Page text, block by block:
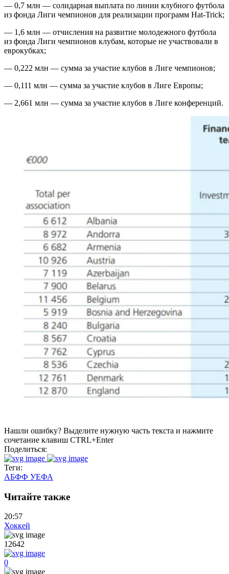
— 0,7 млн — солидарная выплата по линии клубного футбола
из фонда Лиги чемпионов для реализации программ Hat-Trick;
— 1,6 млн — отчисления на развитие молодежного футбола
из фонда Лиги чемпионов клубам, которые не участвовали в
еврокубках;
— 0,222 млн — сумма за участие клубов в Лиге чемпионов;
— 0,111 млн — сумма за участие клубов в Лиге Европы;
— 2,661 млн — сумма за участие клубов в Лиге конференций.
Нашли ошибку? Выделите нужную часть текста и нажмите
сочетание клавиш CTRL+Enter
Поделиться:
Теги:
АБФФ УЕФА
Читайте также
20:57
Хоккей
12642
0